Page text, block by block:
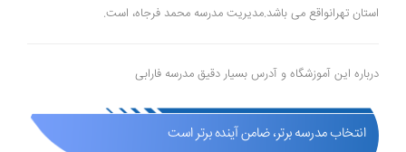
استان تهرانواقع می باشد.مدیریت مدرسه محمد فرجاه، است.
درباره این آموزشگاه و آدرس بسیار دقیق مدرسه فارابی
انتخاب مدرسه برتر، ضامن آینده برتر است